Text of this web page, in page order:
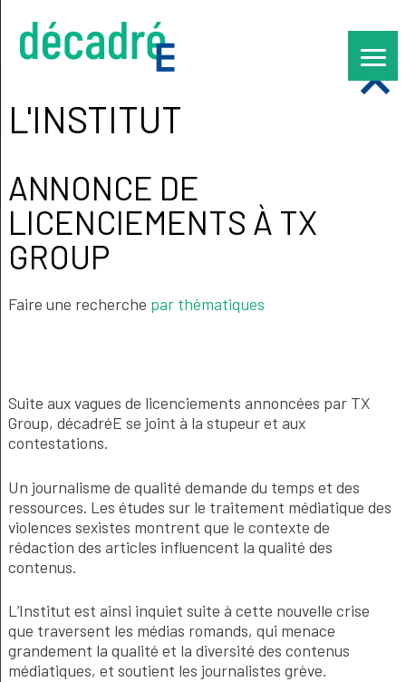
Skip
to
L'INSTITUT
ANNONCE DE
LICENCIEMENTS À TX
GROUP
Faire une recherche par thématiques
Suite aux vagues de licenciements annoncées par TX
Group, décadréE se joint à la stupeur et aux
contestations.
Un journalisme de qualité demande du temps et des
ressources. Les études sur le traitement médiatique des
violences sexistes montrent que le contexte de
rédaction des articles influencent la qualité des
contenus.
L’Institut est ainsi inquiet suite à cette nouvelle crise
que traversent les médias romands, qui menace
grandement la qualité et la diversité des contenus
médiatiques, et soutient les journalistes grève.